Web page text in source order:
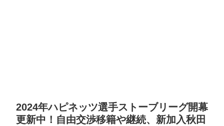
2024年ハピネッツ選手ストーブリーグ開幕
更新中！自由交渉移籍や継続、新加入秋田